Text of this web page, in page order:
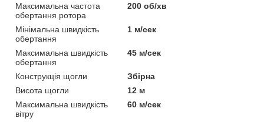
Максимальна частота
обертання ротора
200 об/хв
Мінімальна швидкість
обертання
1 м/сек
Максимальна швидкість
обертання
45 м/сек
Конструкція щогли
Збірна
Висота щогли
12 м
Максимальна швидкість
вітру
60 м/сек